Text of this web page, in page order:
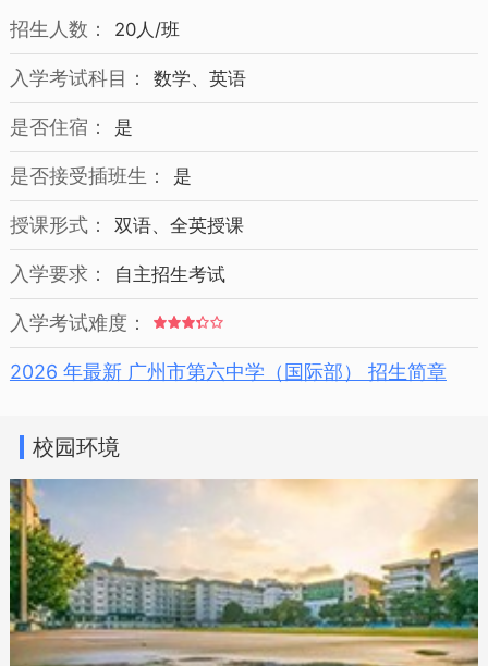
招生人数： 20人/班
入学考试科目： 数学、英语
是否住宿： 是
是否接受插班生： 是
授课形式： 双语、全英授课
入学要求： 自主招生考试
入学考试难度：
2026 年最新 广州市第六中学（国际部） 招生简章
校园环境